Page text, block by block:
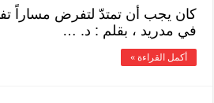
كان يجب أن تمتدّ لتفرض مساراً
في مدريد ، بقلم : د. …
أكمل القراءة »